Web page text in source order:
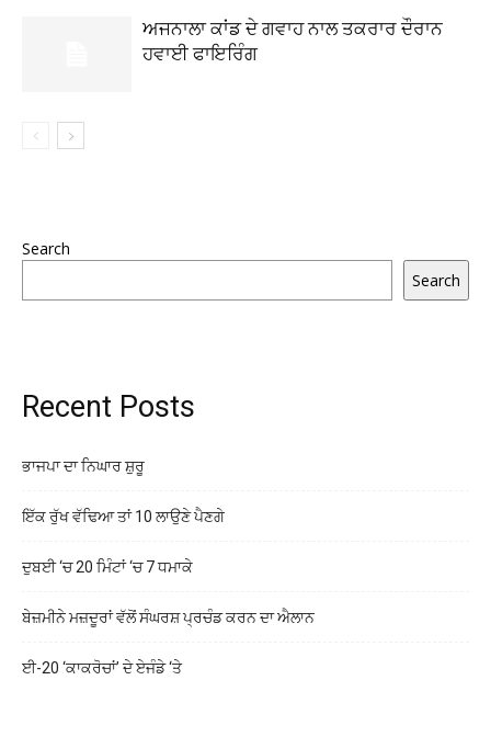
ਅਜਨਾਲਾ ਕਾਂਡ ਦੇ ਗਵਾਹ ਨਾਲ ਤਕਰਾਰ ਦੌਰਾਨ
ਹਵਾਈ ਫਾਇਰਿੰਗ
Search
Search
Recent Posts
ਭਾਜਪਾ ਦਾ ਨਿਘਾਰ ਸ਼ੁਰੂ
ਇੱਕ ਰੁੱਖ ਵੱਢਿਆ ਤਾਂ 10 ਲਾਉਣੇ ਪੈਣਗੇ
ਦੁਬਈ ‘ਚ 20 ਮਿੰਟਾਂ ‘ਚ 7 ਧਮਾਕੇ
ਬੇਜ਼ਮੀਨੇ ਮਜ਼ਦੂਰਾਂ ਵੱਲੋਂ ਸੰਘਰਸ਼ ਪ੍ਰਚੰਡ ਕਰਨ ਦਾ ਐਲਾਨ
ਈ-20 ‘ਕਾਕਰੋਚਾਂ’ ਦੇ ਏਜੰਡੇ ‘ਤੇ